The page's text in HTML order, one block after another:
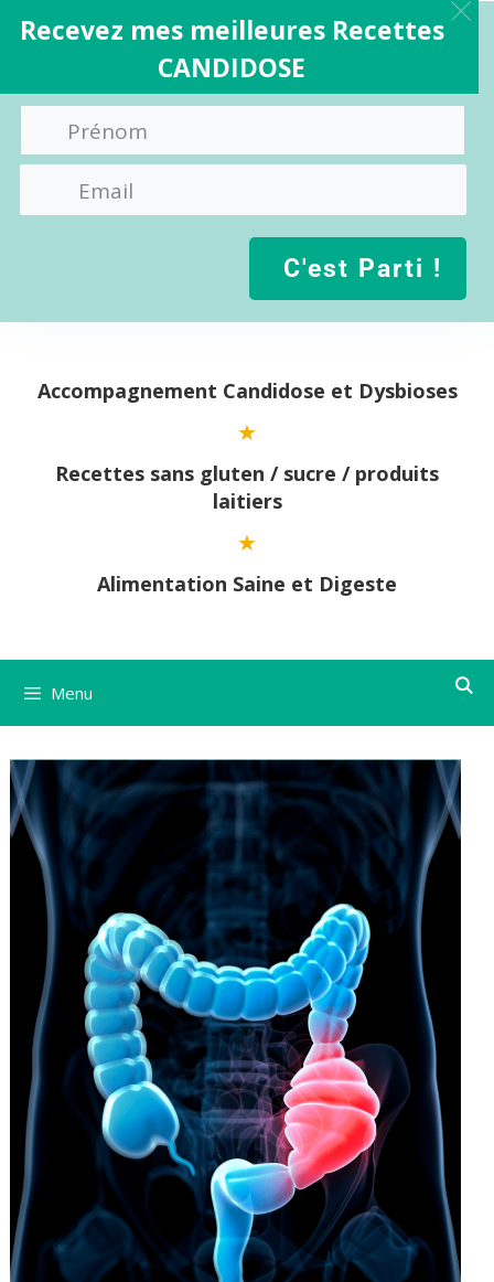
contenuAccompagnement Candidose et Dysbioses
Recettes sans gluten / sucre / produits
laitiers
Alimentation Saine et Digeste
Menu
Recevez mes meilleures Recettes
CANDIDOSE
C'est Parti !